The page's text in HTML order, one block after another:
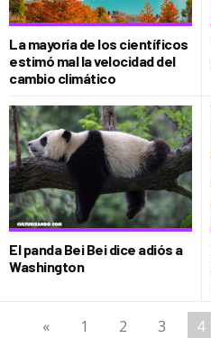
La mayoría de los científicos
estimó mal la velocidad del
cambio climático
El panda Bei Bei dice adiós a
Washington
« 1 2 3 4